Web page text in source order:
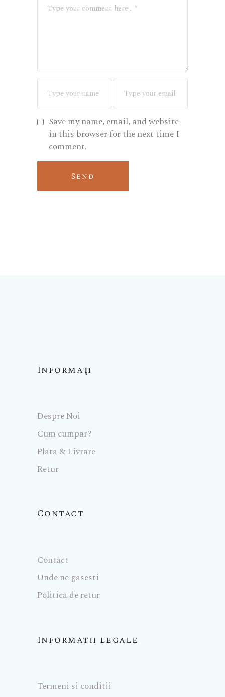
Save my name, email, and website
in this browser for the next time I
comment.
Informaţii
Despre Noi
Cum cumpar?
Plata & Livrare
Retur
Contact
Contact
Unde ne gasesti
Politica de retur
Informatii legale
Termeni si conditii